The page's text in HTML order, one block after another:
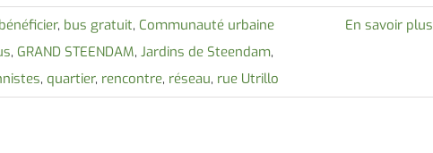
bénéficier, bus gratuit, Communauté urbaine
, GRAND STEENDAM, Jardins de Steendam,
, quartier, rencontre, réseau, rue Utrillo
En savoir plus